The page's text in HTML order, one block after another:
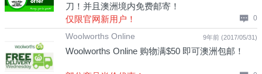
刀！并且澳洲境内免费邮寄！
仅限官网新用户！
0
9年前 (2017/05/31)
Woolworths Online
Woolworths Online 购物满$50 即可澳洲包邮！